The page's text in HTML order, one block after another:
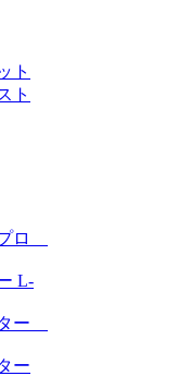
ト
ト
ロ
L-
ー
ー